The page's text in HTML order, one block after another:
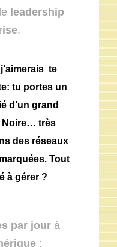
leadership
.
te
tu portes un
d’un grand
Noire… très
des réseaux
Tout
à gérer ?
par jour à
: